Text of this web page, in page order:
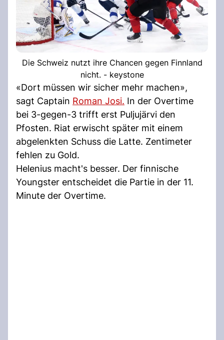
Die Schweiz nutzt ihre Chancen gegen Finnland
nicht. - keystone
«Dort müssen wir sicher mehr machen»,
sagt Captain Roman Josi. In der Overtime
bei 3-gegen-3 trifft erst Puljujärvi den
Pfosten. Riat erwischt später mit einem
abgelenkten Schuss die Latte. Zentimeter
fehlen zu Gold.
Helenius macht's besser. Der finnische
Youngster entscheidet die Partie in der 11.
Minute der Overtime.